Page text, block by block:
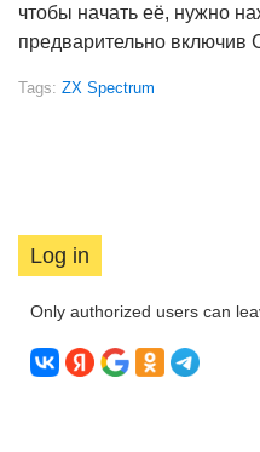
чтобы начать её, нужно
предварительно включив
Tags: ZX Spectrum
Log in
Only authorized users can